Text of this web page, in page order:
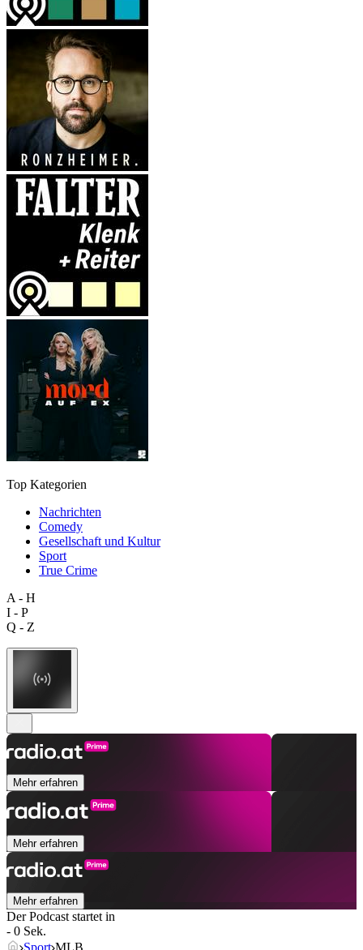
Top Kategorien
Nachrichten
Comedy
Gesellschaft und Kultur
Sport
True Crime
A - H
I - P
Q - Z
Mehr erfahren
Mehr erfahren
Mehr erfahren
Der Podcast startet in
- 0 Sek.